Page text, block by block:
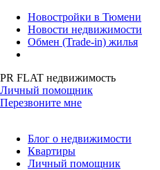
Новостройки в Тюмени
Новости недвижимости
Обмен (Trade-in) жилья
PR FLAT недвижимость
Личный помощник
Перезвоните мне
Блог о недвижимости
Квартиры
Личный помощник